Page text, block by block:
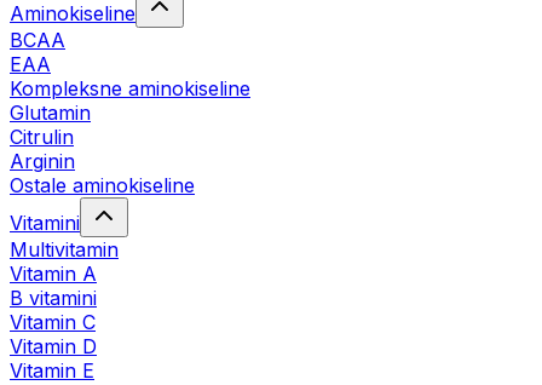
Aminokiseline
BCAA
EAA
Kompleksne aminokiseline
Glutamin
Citrulin
Arginin
Ostale aminokiseline
Vitamini
Multivitamin
Vitamin A
B vitamini
Vitamin C
Vitamin D
Vitamin E